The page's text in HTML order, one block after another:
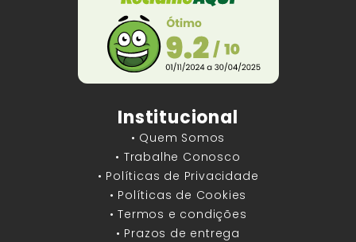
Institucional
• Quem Somos
• Trabalhe Conosco
• Políticas de Privacidade
• Políticas de Cookies
• Termos e condições
• Prazos de entrega